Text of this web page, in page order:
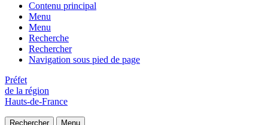
Contenu principal
Menu
Menu
Recherche
Rechercher
Navigation sous pied de page
Préfet
de la région
Hauts-de-France
Rechercher Menu